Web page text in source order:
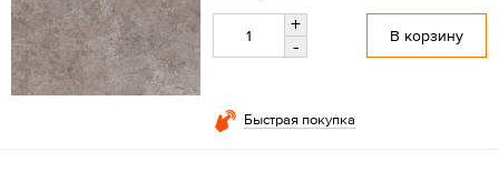
+
-
В корзину
Быстрая покупка